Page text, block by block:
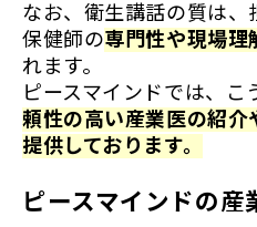
なお、衛生講話の質は
保健師の専門性や現場理
れます。
ピースマインドでは、こ
頼性の高い産業医の紹介
提供しております。
ピースマインドの産